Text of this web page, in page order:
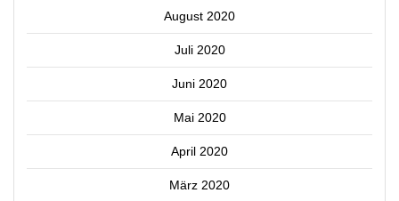
August 2020
Juli 2020
Juni 2020
Mai 2020
April 2020
März 2020